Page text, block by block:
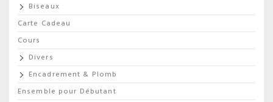
Biseaux
Carte Cadeau
Cours
Divers
Encadrement & Plomb
Ensemble pour Débutant